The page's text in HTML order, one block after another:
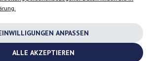
FACEBOOK
ANPASSEN
ALLE AKZEPTIEREN